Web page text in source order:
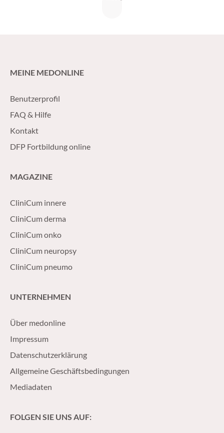
MEINE MEDONLINE
Benutzerprofil
FAQ & Hilfe
Kontakt
DFP Fortbildung online
MAGAZINE
CliniCum innere
CliniCum derma
CliniCum onko
CliniCum neuropsy
CliniCum pneumo
UNTERNEHMEN
Über medonline
Impressum
Datenschutzerklärung
Allgemeine Geschäftsbedingungen
Mediadaten
FOLGEN SIE UNS AUF: